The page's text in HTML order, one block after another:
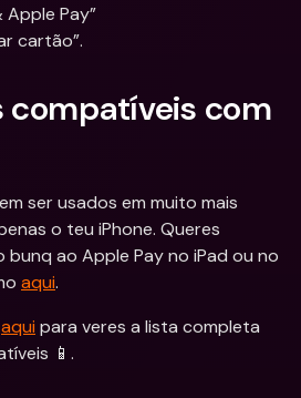
Apple Pay”
cartão”.
compatíveis com
ser usados em muito mais
o teu iPhone. Queres
ao Apple Pay no iPad ou no
aqui.
aqui para veres a lista completa
📱.